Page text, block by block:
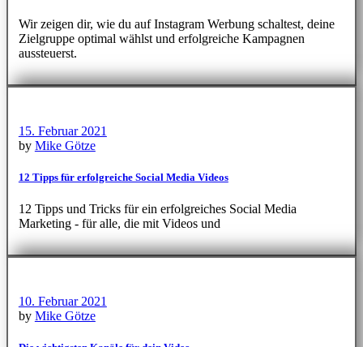
Wir zeigen dir, wie du auf Instagram Werbung schaltest, deine
Zielgruppe optimal wählst und erfolgreiche Kampagnen
aussteuerst.
15. Februar 2021
by Mike Götze
12 Tipps für erfolgreiche Social Media Videos
12 Tipps und Tricks für ein erfolgreiches Social Media
Marketing - für alle, die mit Videos und
10. Februar 2021
by Mike Götze